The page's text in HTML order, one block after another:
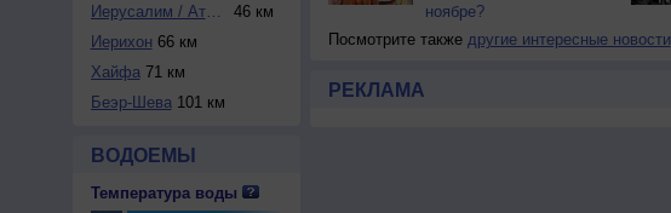
Иерусалим / Атаро...
46 км
Иерихон 66 км
Хайфа71 км
Беэр-Шева101 км
ВОДОЕМЫ
Температура воды
ноябре?
Посмотрите также другие интересные новости
РЕКЛАМА